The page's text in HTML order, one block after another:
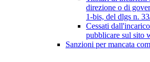
direzione o di
1-bis, del dlgs n.
Cessati
pubblicare sul sito
Sanzioni per mancata